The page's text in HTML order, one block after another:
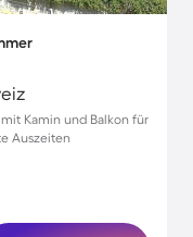
Kamin und Balkon für
Auszeiten